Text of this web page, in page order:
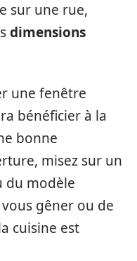
sur une rue,
dimensions
une fenêtre
bénéficier à la
bonne
misez sur un
du modèle
gêner ou de
cuisine est